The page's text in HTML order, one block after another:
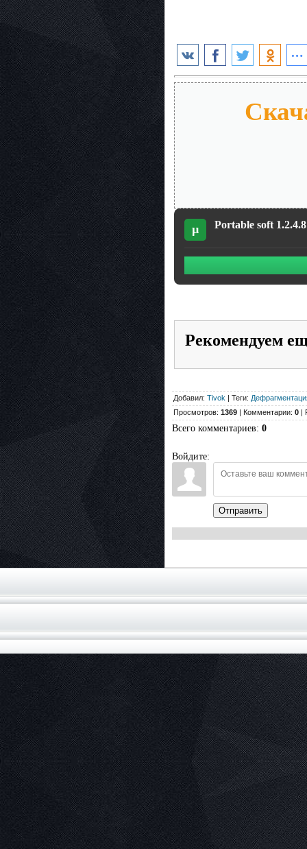
µ Portable soft
Рекомендуем
Добавил: Tivok | Теги:
Просмотров: 1369 | Комментарии: 0 |
Всего комментариев: 0
Войдите:
Отправить